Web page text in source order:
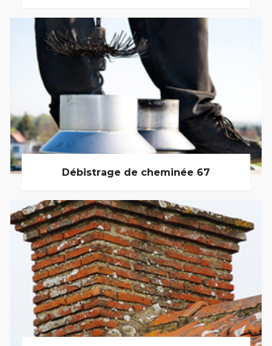
Débistrage de cheminée 67